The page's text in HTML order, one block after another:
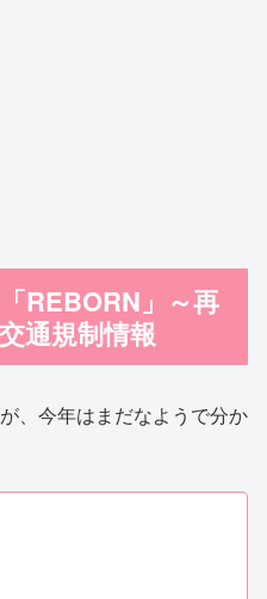
REBORN」～再
通規制情報
、今年はまだなようで分か